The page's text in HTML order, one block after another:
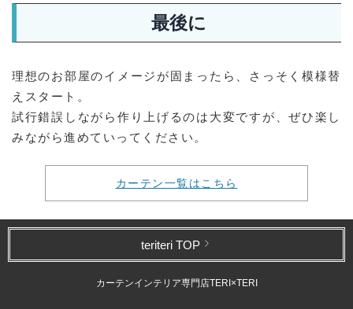
最後に
理想のお部屋のイメージが固まったら、さっそく模様替
えスタート。
試行錯誤しながら作り上げるのは大変ですが、ぜひ楽し
みながら進めていってください。
カーテン一覧はこちら
teriteri TOP
カーテンインテリア専門店TERI×TERI